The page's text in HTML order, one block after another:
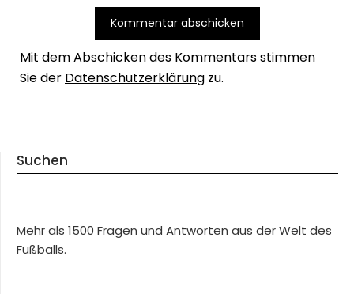
Mit dem Abschicken des Kommentars stimmen
Sie der Datenschutzerklärung zu.
Suchen
Mehr als 1500 Fragen und Antworten aus der Welt des
Fußballs.